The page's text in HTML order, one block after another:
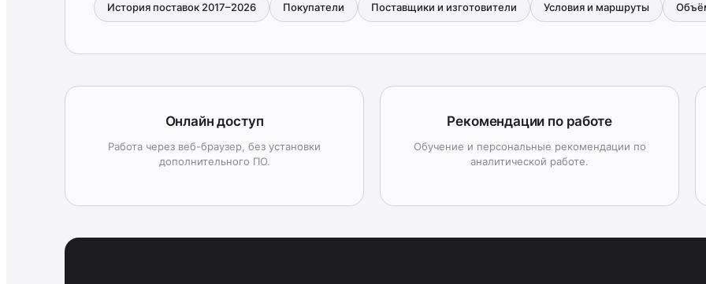
История поставок 2017–2026 Покупатели Поставщики и изготовители Условия и маршруты
Онлайн доступ
Работа через веб-браузер, без установки
дополнительного ПО.
Рекомендации по работе
Обучение и персональные рекомендации по
аналитической работе.